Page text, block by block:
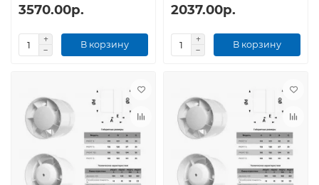
3570.00р.
В корзину
2037.00р.
В корзину